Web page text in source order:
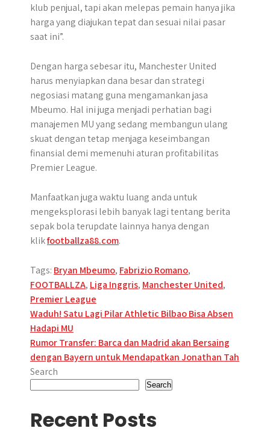
klub penjual, tapi akan melepas pemain hanya jika
harga yang diajukan tepat dan sesuai nilai pasar
saat ini”.
Dengan harga sebesar itu, Manchester United
harus menyiapkan dana besar dan strategi
negosiasi matang guna mengamankan jasa
Mbeumo. Hal ini juga menjadi perhatian bagi
manajemen MU yang sedang membangun ulang
skuat dengan tetap menjaga keseimbangan
finansial demi memenuhi aturan profitabilitas
Premier League.
Manfaatkan juga waktu luang anda untuk
mengeksplorasi lebih banyak lagi tentang berita
sepak bola terupdate lainnya hanya dengan
klikfootballza88.com.
Tags: Bryan Mbeumo, Fabrizio Romano,
FOOTBALLZA, Liga Inggris, Manchester United,
Premier League
Post
navigation
Waduh! Satu Lagi Pilar Athletic Bilbao Bisa Absen
Hadapi MU
Rumor Transfer: Barca dan Madrid akan Bersaing
dengan Bayern untuk Mendapatkan Jonathan Tah
Search
Search
Recent Posts